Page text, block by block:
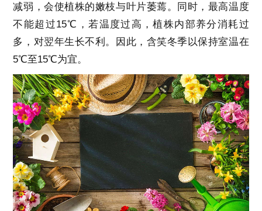
减弱，会使植株的嫩枝与叶片萎蔫。同时，最高温度
不能超过15℃，若温度过高，植株内部养分消耗过
多，对翌年生长不利。因此，含笑冬季以保持室温在
5℃至15℃为宜。